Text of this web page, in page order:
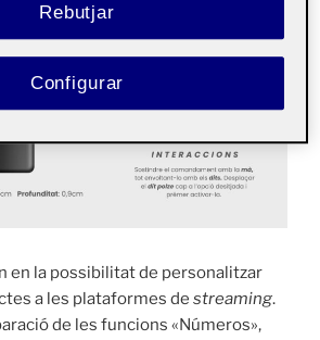
en la possibilitat de personalitzar
a les plataformes de streaming.
de les funcions «Números»,
Rebutjar
Configurar